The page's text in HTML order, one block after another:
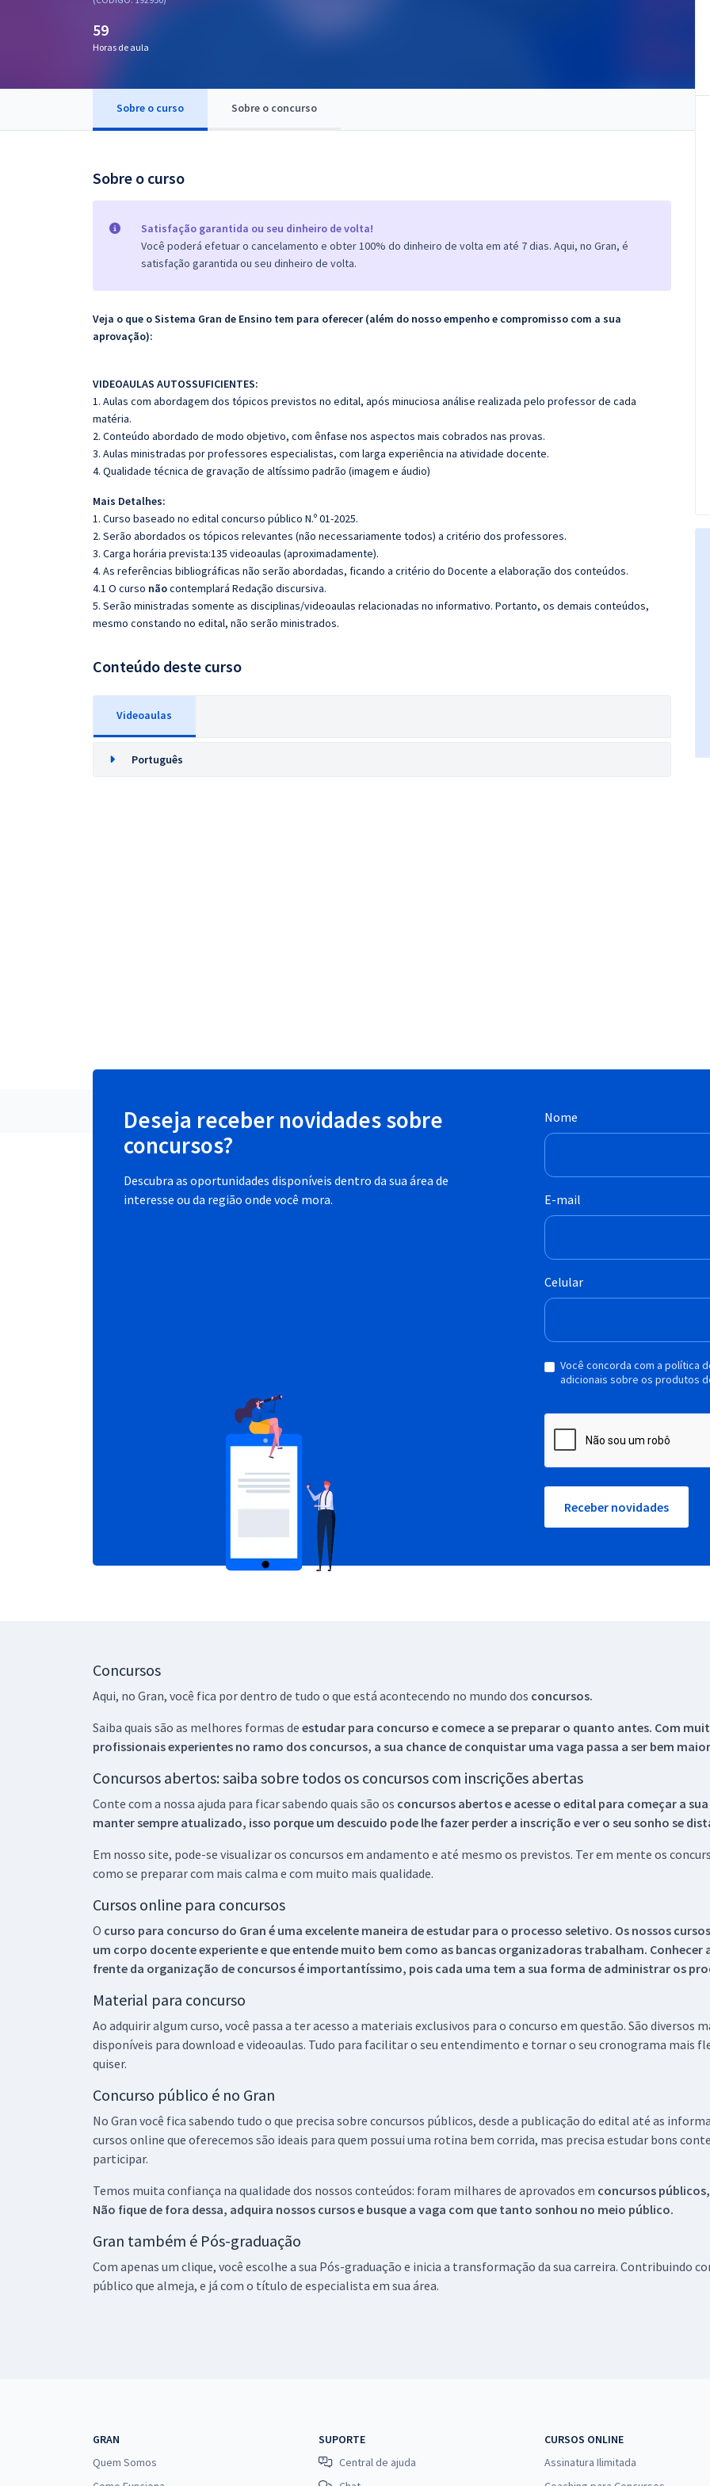
OAB
59
Horas de aula
Sobre o curso Sobre o concurso
Sobre o curso
Satisfação garantida ou seu dinheiro de volta!
Você poderá efetuar o cancelamento e obter 100% do dinheiro de volta em até 7 dias. Aqui, no Gran, é
satisfação garantida ou seu dinheiro de volta.
Veja o que o Sistema Gran de Ensino tem para oferecer (além do nosso empenho e compromisso com a sua
aprovação):
VIDEOAULAS AUTOSSUFICIENTES:
1. Aulas com abordagem dos tópicos previstos no edital, após minuciosa análise realizada pelo professor de cada
matéria.
2. Conteúdo abordado de modo objetivo, com ênfase nos aspectos mais cobrados nas provas.
3. Aulas ministradas por professores especialistas, com larga experiência na atividade docente.
4. Qualidade técnica de gravação de altíssimo padrão (imagem e áudio)
Mais Detalhes:
1. Curso baseado no edital concurso público N.º 01-2025.
2. Serão abordados os tópicos relevantes (não necessariamente todos) a critério dos professores.
3. Carga horária prevista:135 videoaulas (aproximadamente).
4. As referências bibliográficas não serão abordadas, ficando a critério do Docente a elaboração dos conteúdos.
4.1 O curso nãocontemplará Redação discursiva.
5. Serão ministradas somente as disciplinas/videoaulas relacionadas no informativo. Portanto, os demais conteúdos,
mesmo constando no edital, não serão ministrados.
Conteúdo deste curso
Videoaulas
Português
Deseja receber novidades sobre
concursos?
Descubra as oportunidades disponíveis dentro da sua área de
interesse ou da região onde você mora.
Nome
E-mail
Celular
Você concorda com a política
adicionais sobre os produtos
Receber novidades
Concursos
Aqui, no Gran, você fica por dentro de tudo o que está acontecendo no mundo dos concursos.
Saiba quais são as melhores formas de estudar para concurso e comece a se preparar o quanto antes. Com
profissionais experientes no ramo dos concursos, a sua chance de conquistar uma vaga passa a ser bem
Concursos abertos: saiba sobre todos os concursos com inscrições abertas
Conte com a nossa ajuda para ficar sabendo quais são os concursos abertos e acesse o edital para começar a
manter sempre atualizado, isso porque um descuido pode lhe fazer perder a inscrição e ver o seu sonho se
Em nosso site, pode-se visualizar os concursos em andamento e até mesmo os previstos. Ter em mente os
como se preparar com mais calma e com muito mais qualidade.
Cursos online para concursos
O curso para concurso do Gran é uma excelente maneira de estudar para o processo seletivo. Os nossos
um corpo docente experiente e que entende muito bem como as bancas organizadoras trabalham.
frente da organização de concursos é importantíssimo, pois cada uma tem a sua forma de administrar os
Material para concurso
Ao adquirir algum curso, você passa a ter acesso a materiais exclusivos para o concurso em questão. São
disponíveis para download e videoaulas. Tudo para facilitar o seu entendimento e tornar o seu cronograma mais
quiser.
Concurso público é no Gran
No Gran você fica sabendo tudo o que precisa sobre concursos públicos, desde a publicação do edital até as
cursos online que oferecemos são ideais para quem possui uma rotina bem corrida, mas precisa estudar bons
participar.
Temos muita confiança na qualidade dos nossos conteúdos: foram milhares de aprovados em concursos
Não fique de fora dessa, adquira nossos cursos e busque a vaga com que tanto sonhou no meio público.
Gran também é Pós-graduação
Com apenas um clique, você escolhe a sua Pós-graduação e inicia a transformação da sua carreira. Contribuindo
público que almeja, e já com o título de especialista em sua área.
GRAN
Quem Somos
SUPORTE
Central de ajuda
CURSOS ONLINE
Assinatura Ilimitada